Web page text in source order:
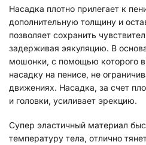
Насадка плотно прилегает к
дополнительную толщину и
позволяет сохранить
задерживая эякуляцию. В
мошонки, с помощью которого
насадку на пенисе, не
движениях. Насадка, за счет
и головки, усиливает эрекцию.
Супер эластичный материал
температуру тела, отлично